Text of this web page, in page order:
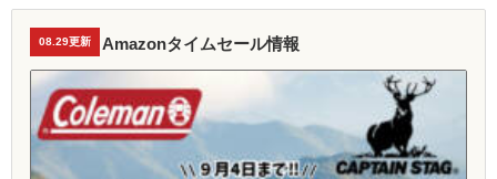
08.29更新 Amazonタイムセール情報